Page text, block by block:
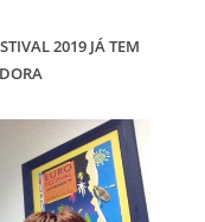
2019 JÁ TEM